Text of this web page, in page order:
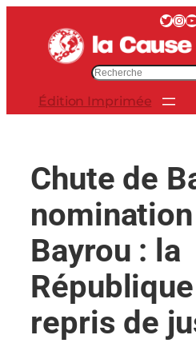
contenu
Twitter InstagramYouTube
c
e
r
Édition Imprimée
Chute de
Bayrou : la
repris de